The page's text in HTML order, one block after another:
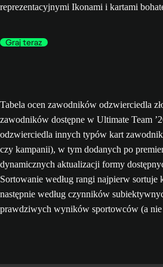
reprezentacyjnymi Ikonami i kartami
Graj teraz
Tabela ocen zawodników odzwierciedla
zawodników dostępne w Ultimate Team
odzwierciedla innych typów kart
czy kampanii), w tym dodanych po
dynamicznych aktualizacji formy
Sortowanie według rangi najpierw sortuje
następnie według czynników
prawdziwych wyników sportowców (a